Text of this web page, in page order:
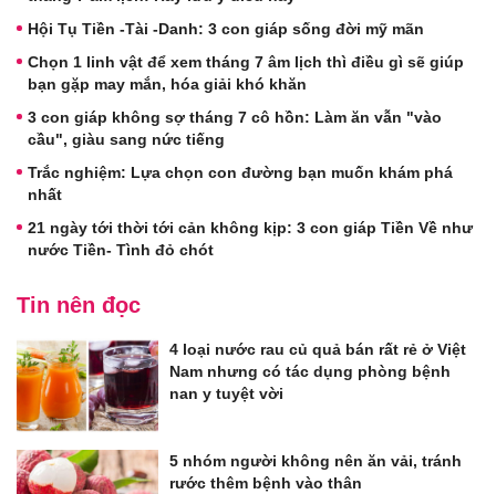
Hội Tụ Tiền -Tài -Danh: 3 con giáp sống đời mỹ mãn
Chọn 1 linh vật để xem tháng 7 âm lịch thì điều gì sẽ giúp
bạn gặp may mắn, hóa giải khó khăn
3 con giáp không sợ tháng 7 cô hồn: Làm ăn vẫn "vào
cầu", giàu sang nức tiếng
Trắc nghiệm: Lựa chọn con đường bạn muốn khám phá
nhất
21 ngày tới thời tới cản không kịp: 3 con giáp Tiền Về như
nước Tiền- Tình đỏ chót
Tin nên đọc
4 loại nước rau củ quả bán rất rẻ ở Việt
Nam nhưng có tác dụng phòng bệnh
nan y tuyệt vời
5 nhóm người không nên ăn vải, tránh
rước thêm bệnh vào thân